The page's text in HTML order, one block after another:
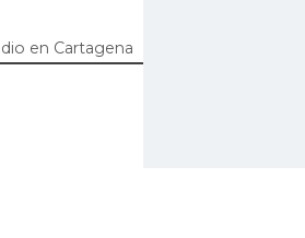
en Cartagena